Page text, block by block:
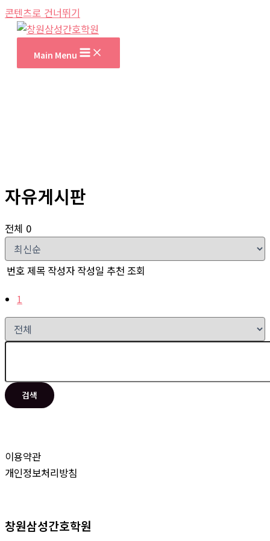
콘텐츠로 건너뛰기
Main Menu
자유게시판
전체 0
번호제목 작성자 작성일 추천 조회
1
검색
이용약관
개인정보처리방침
창원삼성간호학원